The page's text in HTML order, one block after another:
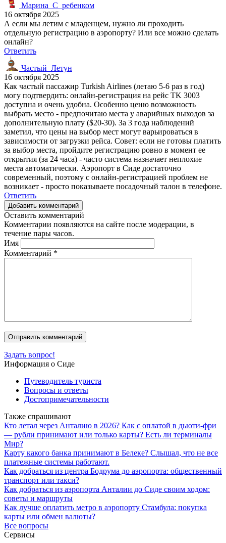
Марина_С_ребенком
16 октября 2025
А если мы летим с младенцем, нужно ли проходить
отдельную регистрацию в аэропорту? Или все можно сделать
онлайн?
Ответить
Частый_Летун
16 октября 2025
Как частый пассажир Turkish Airlines (летаю 5-6 раз в год)
могу подтвердить: онлайн-регистрация на рейс TK 3003
доступна и очень удобна. Особенно ценю возможность
выбрать место - предпочитаю места у аварийных выходов за
дополнительную плату ($20-30). За 3 года наблюдений
заметил, что цены на выбор мест могут варьироваться в
зависимости от загрузки рейса. Совет: если не готовы платить
за выбор места, пройдите регистрацию ровно в момент ее
открытия (за 24 часа) - часто система назначает неплохие
места автоматически. Аэропорт в Сиде достаточно
современный, поэтому с онлайн-регистрацией проблем не
возникает - просто показываете посадочный талон в телефоне.
Ответить
Добавить комментарий
Оставить комментарий
Комментарии появляются на сайте после модерации, в
течение пары часов.
Имя
Комментарий *
Задать вопрос!
Информация о Сиде
Путеводитель туриста
Вопросы и ответы
Достопримечательности
Также спрашивают
Кто летал через Анталию в 2026? Как с оплатой в дьюти-фри
— рубли принимают или только карты? Есть ли терминалы
Мир?
Карту какого банка принимают в Белеке? Слышал, что не все
платежные системы работают.
Как добраться из центра Бодрума до аэропорта: общественный
транспорт или такси?
Как добраться из аэропорта Анталии до Сиде своим ходом:
советы и маршруты
Как лучше оплатить метро в аэропорту Стамбула: покупка
карты или обмен валюты?
Все вопросы
Сервисы